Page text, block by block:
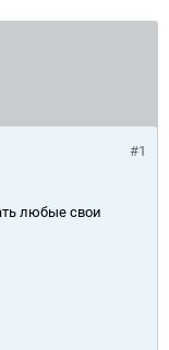
#1
любые свои